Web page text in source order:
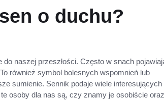
o duchu?
naszej przeszłości. Często w snach
również symbol bolesnych wspomnień lub
sumienie. Sennik podaje wiele interesujących
osoby dla nas są, czy znamy je osobiście oraz